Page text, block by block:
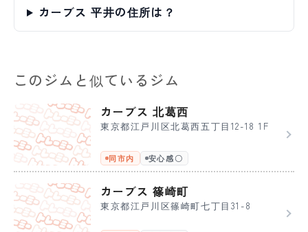
カーブス 平井の住所は？
このジムと似ているジム
カーブス 北葛西
東京都江戸川区北葛西五丁目12-18 1F
同市内 安心感〇
カーブス 篠崎町
東京都江戸川区篠崎町七丁目31-8